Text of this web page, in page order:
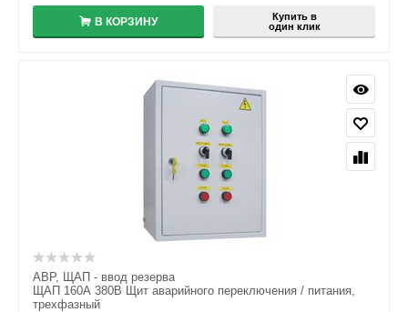
В КОРЗИНУ
Купить в
один клик
АВР, ЩАП - ввод резерва
ЩАП 160А 380В Щит аварийного переключения / питания,
трехфазный